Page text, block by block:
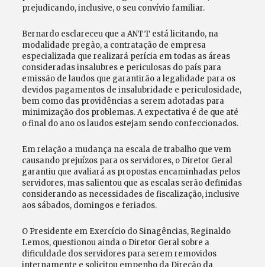
prejudicando, inclusive, o seu convívio familiar.
Bernardo esclareceu que a ANTT está licitando, na
modalidade pregão, a contratação de empresa
especializada que realizará perícia em todas as áreas
consideradas insalubres e periculosas do país para
emissão de laudos que garantirão a legalidade para os
devidos pagamentos de insalubridade e periculosidade,
bem como das providências a serem adotadas para
minimização dos problemas. A expectativa é de que até
o final do ano os laudos estejam sendo confeccionados.
Em relação a mudança na escala de trabalho que vem
causando prejuízos para os servidores, o Diretor Geral
garantiu que avaliará as propostas encaminhadas pelos
servidores, mas salientou que as escalas serão definidas
considerando as necessidades de fiscalização, inclusive
aos sábados, domingos e feriados.
O Presidente em Exercício do Sinagências, Reginaldo
Lemos, questionou ainda o Diretor Geral sobre a
dificuldade dos servidores para serem removidos
internamente e solicitou empenho da Direção da